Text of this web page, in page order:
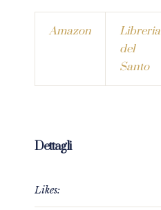
Amazon
Libreria
del
Santo
Dettagli
Likes: